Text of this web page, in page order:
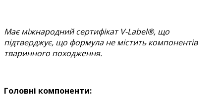
Має міжнародний сертифікат V-Label®, що
підтверджує, що формула не містить компонентів
тваринного походження.
Головні компоненти: